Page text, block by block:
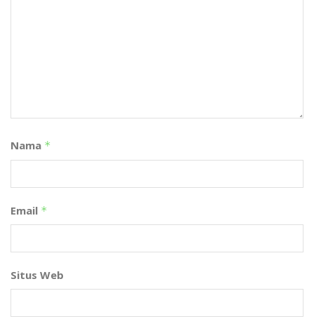
Nama *
Email *
Situs Web